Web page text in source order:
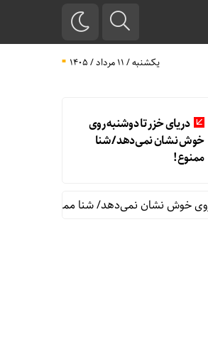
یکشنبه / ۱۱ مرداد / ۱۴۰۵
دریای خزر تا دوشنبه روی
خوش نشان نمی‌دهد/ شنا‌
ممنوع!
خوش نشان نمی‌دهد/ شنا‌ ممنوع!